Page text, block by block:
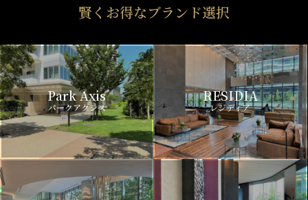
賢くお得なブランド選択
Park Axis
パークアクシス
RESIDIA
レジディア